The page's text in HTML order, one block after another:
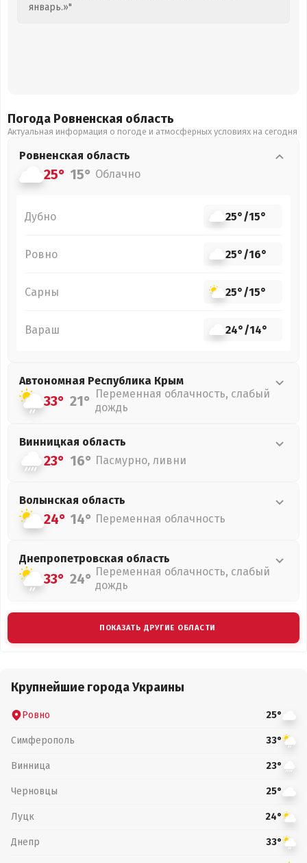
январь.»"
Погода Ровненская область
Актуальная информация о погоде и атмосферных условиях на сегодня
Ровненская область
25° 15° Облачно
Дубно 25°/15°
Ровно 25°/16°
Сарны 25°/15°
Вараш 24°/14°
Автономная Республика Крым
33° 21° Переменная облачность, слабый
дождь
Винницкая область
23° 16° Пасмурно, ливни
Волынская область
24° 14° Переменная облачность
Днепропетровская область
33° 24° Переменная облачность, слабый
дождь
ПОКАЗАТЬ ДРУГИЕ ОБЛАСТИ
Крупнейшие города Украины
Ровно 25°
Симферополь 33°
Винница 23°
Черновцы 25°
Луцк 24°
Днепр 33°